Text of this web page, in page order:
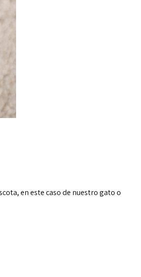
en este caso de nuestro gato o